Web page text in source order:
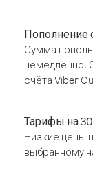
Пополнение
Сумма
немедленно.
счёта Viber
Тарифы на
Низкие цены
выбранному